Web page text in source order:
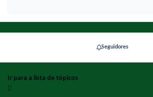
Seguidores
Ir para a lista de tópicos